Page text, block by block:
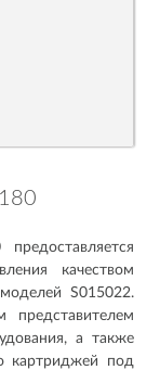
качеством
S015022.
а также
картриджей под